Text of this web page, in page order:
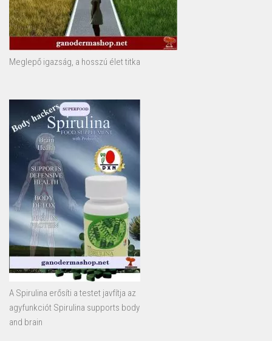
Meglepő igazság, a hosszú élet titka
A Spirulina erősíti a testet javfítja az
agyfunkciót Spirulina supports body
and brain